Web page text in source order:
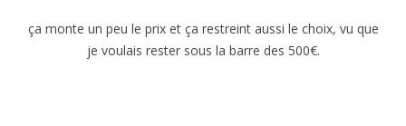
ça monte un peu le prix et ça restreint aussi le choix, vu que
je voulais rester sous la barre des 500€.